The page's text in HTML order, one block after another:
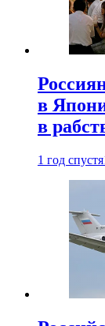
в
в
1 год спустя